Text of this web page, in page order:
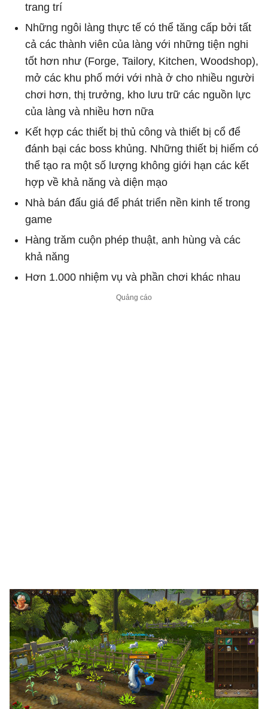
trang trí
Những ngôi làng thực tế có thể tăng cấp bởi tất
cả các thành viên của làng với những tiện nghi
tốt hơn như (Forge, Tailory, Kitchen, Woodshop),
mở các khu phố mới với nhà ở cho nhiều người
chơi hơn, thị trưởng, kho lưu trữ các nguồn lực
của làng và nhiều hơn nữa
Kết hợp các thiết bị thủ công và thiết bị cổ để
đánh bại các boss khủng. Những thiết bị hiếm có
thể tạo ra một số lượng không giới hạn các kết
hợp về khả năng và diện mạo
Nhà bán đấu giá để phát triển nền kinh tế trong
game
Hàng trăm cuộn phép thuật, anh hùng và các
khả năng
Hơn 1.000 nhiệm vụ và phần chơi khác nhau